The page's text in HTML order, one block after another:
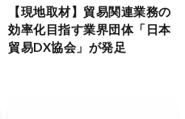
【現地取材】貿易関連業務の
効率化目指す業界団体「日本
貿易DX協会」が発足